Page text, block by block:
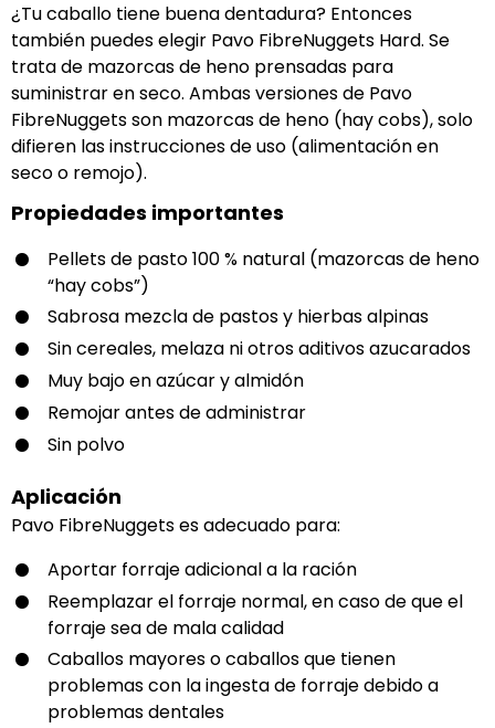
¿Tu caballo tiene buena dentadura? Entonces
también puedes elegir Pavo FibreNuggets Hard. Se
trata de mazorcas de heno prensadas para
suministrar en seco. Ambas versiones de Pavo
FibreNuggets son mazorcas de heno (hay cobs), solo
difieren las instrucciones de uso (alimentación en
seco o remojo).
Propiedades importantes
Pellets de pasto 100 % natural (mazorcas de heno
“hay cobs”)
Sabrosa mezcla de pastos y hierbas alpinas
Sin cereales, melaza ni otros aditivos azucarados
Muy bajo en azúcar y almidón
Remojar antes de administrar
Sin polvo
Aplicación
Pavo FibreNuggets es adecuado para:
Aportar forraje adicional a la ración
Reemplazar el forraje normal, en caso de que el
forraje sea de mala calidad
Caballos mayores o caballos que tienen
problemas con la ingesta de forraje debido a
problemas dentales